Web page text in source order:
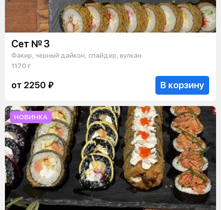
Сет № 3
Факир, чёрный дайкон, спайдер, вулкан
1170 г
от 2250 ₽ В корзину
НОВИНКА